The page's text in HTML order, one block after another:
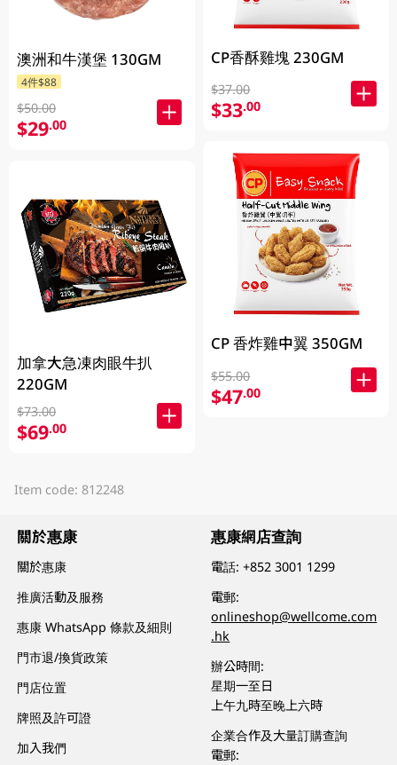
澳洲和牛漢堡 130GM
4件$88
$50.00
$29.00
加拿大急凍肉眼牛扒
220GM
$73.00
$69.00
CP香酥雞塊 230GM
$37.00
$33.00
CP 香炸雞中翼 350GM
$55.00
$47.00
Item code: 812248
關於惠康
關於惠康
推廣活動及服務
惠康 WhatsApp 條款及細則
門市退/換貨政策
門店位置
牌照及許可證
加入我們
惠康網店查詢
電話:+852 3001 1299
電郵:
onlineshop@wellcome.com
.hk
辦公時間:
星期一至日
上午九時至晚上六時
企業合作及大量訂購查詢
電郵: